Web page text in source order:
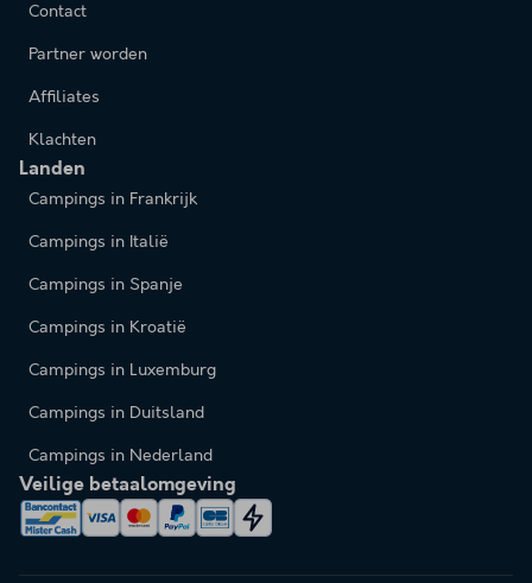
Contact
Partner worden
Affiliates
Klachten
Landen
Campings in Frankrijk
Campings in Italië
Campings in Spanje
Campings in Kroatië
Campings in Luxemburg
Campings in Duitsland
Campings in Nederland
Veilige betaalomgeving